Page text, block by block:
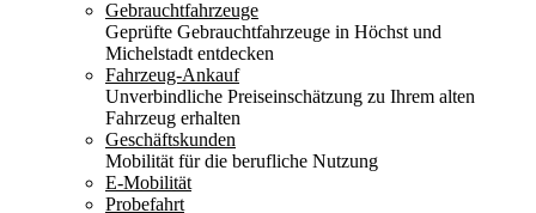
Gebrauchtfahrzeuge
Geprüfte Gebrauchtfahrzeuge in Höchst und
Michelstadt entdecken
Fahrzeug-Ankauf
Unverbindliche Preiseinschätzung zu Ihrem alten
Fahrzeug erhalten
Geschäftskunden
Mobilität für die berufliche Nutzung
E-Mobilität
Probefahrt